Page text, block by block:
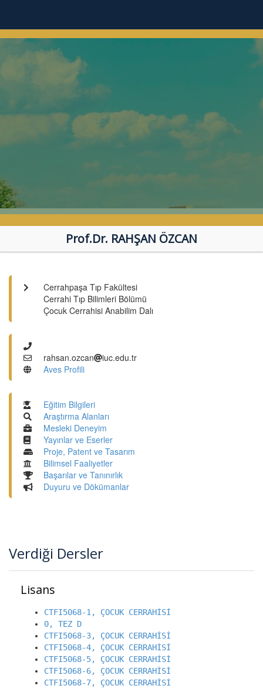
Prof.Dr. RAHŞAN ÖZCAN
Cerrahpaşa Tıp Fakültesi
Cerrahi Tıp Bilimleri Bölümü
Çocuk Cerrahisi Anabilim Dalı
rahsan.ozcan
iuc.edu.tr
Aves Profili
Eğitim Bilgileri
Araştırma Alanları
Mesleki Deneyim
Yayınlar ve Eserler
Proje, Patent ve Tasarım
Bilimsel Faaliyetler
Başarılar ve Tanınırlık
Duyuru ve Dökümanlar
Verdiği Dersler
Lisans
CTFI5068-1, ÇOCUK CERRAHİSİ
0, TEZ D
CTFI5068-3, ÇOCUK CERRAHİSİ
CTFI5068-4, ÇOCUK CERRAHİSİ
CTFI5068-5, ÇOCUK CERRAHİSİ
CTFI5068-6, ÇOCUK CERRAHİSİ
CTFI5068-7, ÇOCUK CERRAHİSİ